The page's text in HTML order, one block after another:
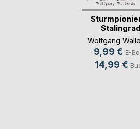
Stalingrad
Wolfgang
9,99 € E-
14,99 €